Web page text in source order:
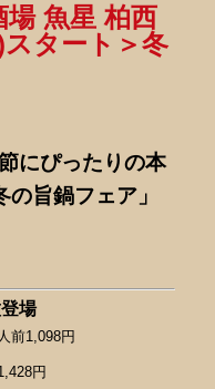
場 魚星 柏西
タート＞冬
にぴったりの本
旨鍋フェア」
場
前1,098円
円